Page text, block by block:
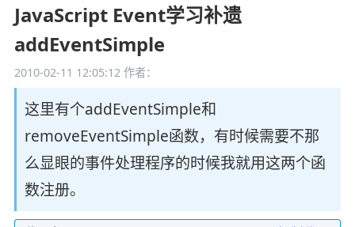
JavaScript Event学习补遗
addEventSimple
2010-02-11 12:05:12作者：
这里有个addEventSimple和
removeEventSimple函数，有时候需要不那
么显眼的事件处理程序的时候我就用这两个函
数注册。